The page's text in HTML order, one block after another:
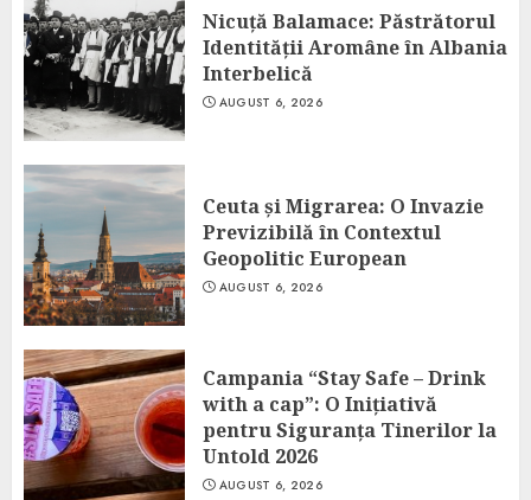
Nicuță Balamace: Păstrătorul
Identității Aromâne în Albania
Interbelică
AUGUST 6, 2026
Ceuta și Migrarea: O Invazie
Previzibilă în Contextul
Geopolitic European
AUGUST 6, 2026
Campania “Stay Safe – Drink
with a cap”: O Inițiativă
pentru Siguranța Tinerilor la
Untold 2026
AUGUST 6, 2026